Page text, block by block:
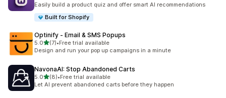
Easily build a product quiz and offer smart AI recommendations
Built for Shopify
Optinify ‑ Email & SMS Popups
5.0滿分 5 顆星
(7)
共有 7 則評價
•Free trial available
Design and run your pop up campaigns in a minute
NavonaAI: Stop Abandoned Carts
5.0滿分 5 顆星
(8)
共有 8 則評價
•Free trial available
Let AI prevent abandoned carts before they happen